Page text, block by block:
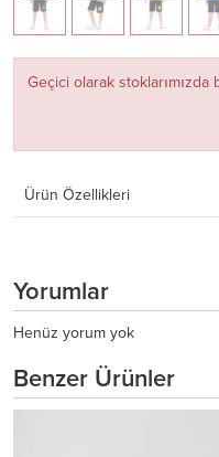
Geçici olarak stoklarımızda
Ürün Özellikleri
Yorumlar
Henüz yorum yok
Benzer Ürünler